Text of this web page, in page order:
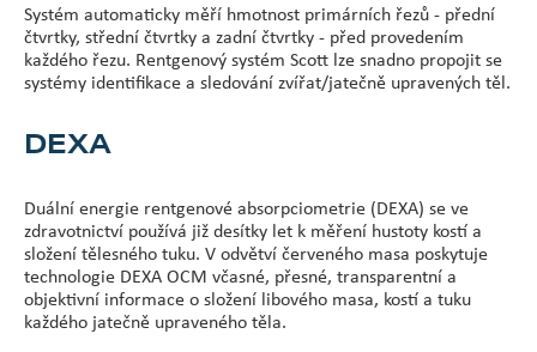
Systém automaticky měří hmotnost primárních řezů - přední
čtvrtky, střední čtvrtky a zadní čtvrtky - před provedením
každého řezu. Rentgenový systém Scott lze snadno propojit se
systémy identifikace a sledování zvířat/jatečně upravených těl.
DEXA
Duální energie rentgenové absorpciometrie (DEXA) se ve
zdravotnictví používá již desítky let k měření hustoty kostí a
složení tělesného tuku. V odvětví červeného masa poskytuje
technologie DEXA OCM včasné, přesné, transparentní a
objektivní informace o složení libového masa, kostí a tuku
každého jatečně upraveného těla.